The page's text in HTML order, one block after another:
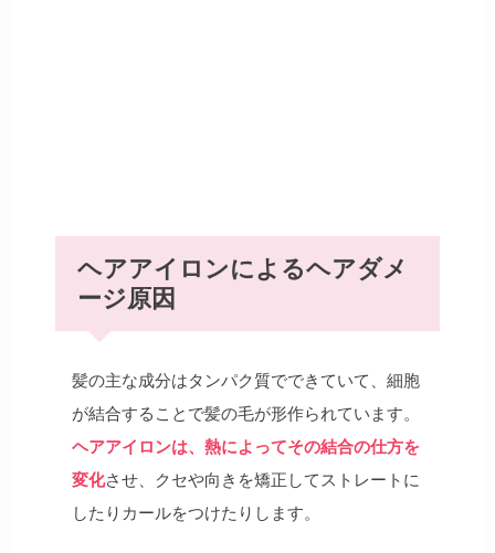
ヘアアイロンによるヘアダメ
ージ原因
髪の主な成分はタンパク質でできていて、細胞
が結合することで髪の毛が形作られています。
ヘアアイロンは、熱によってその結合の仕方を
変化させ、クセや向きを矯正してストレートに
したりカールをつけたりします。